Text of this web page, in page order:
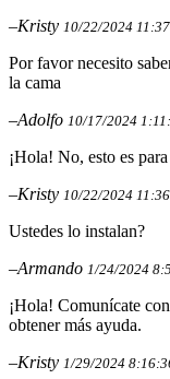
–Kristy 10/22/2024
Por favor necesito
la cama
–Adolfo 10/17/2024
¡Hola! No, esto es
–Kristy 10/22/2024
Ustedes lo instalan?
–Armando 1/24/2024
¡Hola! Comunícate
obtener más ayuda.
–Kristy 1/29/2024